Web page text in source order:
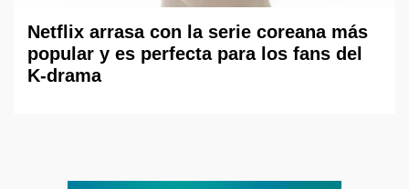
Netflix arrasa con la serie coreana más
popular y es perfecta para los fans del
K-drama